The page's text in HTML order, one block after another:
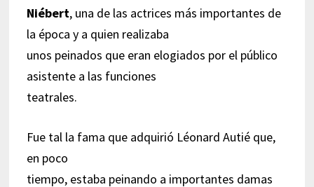
Niébert, una de las actrices más importantes de
la época y a quien realizaba
unos peinados que eran elogiados por el público
asistente a las funciones
teatrales.
Fue tal la fama que adquirió Léonard Autié que,
en poco
tiempo, estaba peinando a importantes damas